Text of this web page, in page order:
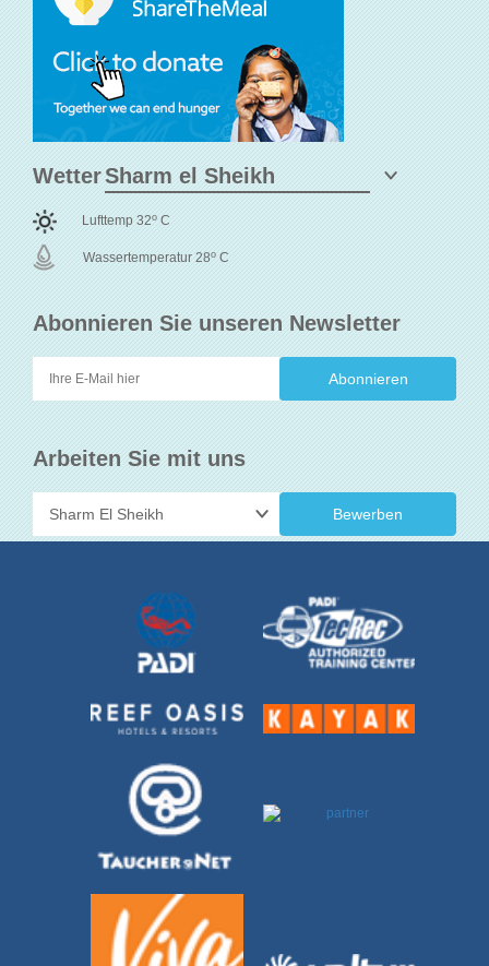
Abonnieren Sie unseren Newsletter
Arbeiten Sie mit uns
Bewerben
Wetter
Lufttemp 32o C
Wassertemperatur 28o C